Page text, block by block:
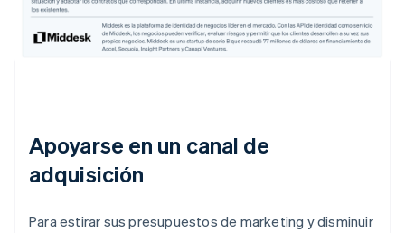
Apoyarse en un canal de
adquisición
Para estirar sus presupuestos de marketing y disminuir